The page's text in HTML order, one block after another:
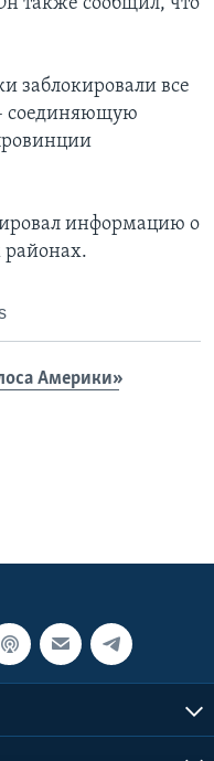
также сообщил, что
заблокировали все
соединяющую
информацию о
районах.
Америки»